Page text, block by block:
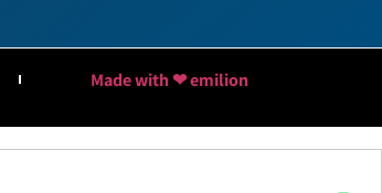
Made with ❤ emilion